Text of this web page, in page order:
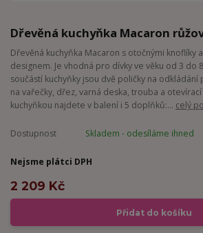
Dřevěná kuchyňka Macaron
Dřevěná kuchyňka Macaron s otočnými knoflíky
designem. Je vhodná pro dívky ve věku od 3 do
součástí kuchyňky jsou dvě poličky na odkládání
na vařečky, dřez, varná deska, trouba a
kuchyňkou najdete v balení i 5 doplňků:... celý
Dostupnost Skladem - odesíláme ihned
Nejsme plátci DPH
2 209 Kč
Přidat do košíku